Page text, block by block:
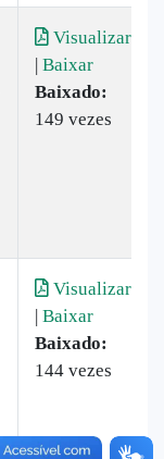
Visualizar
| Baixar
Baixado:
149 vezes
Visualizar
| Baixar
Baixado:
144 vezes